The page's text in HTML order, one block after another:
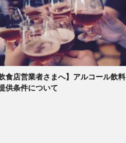
飲食店営業者さまへ】アルコール飲料
供条件について